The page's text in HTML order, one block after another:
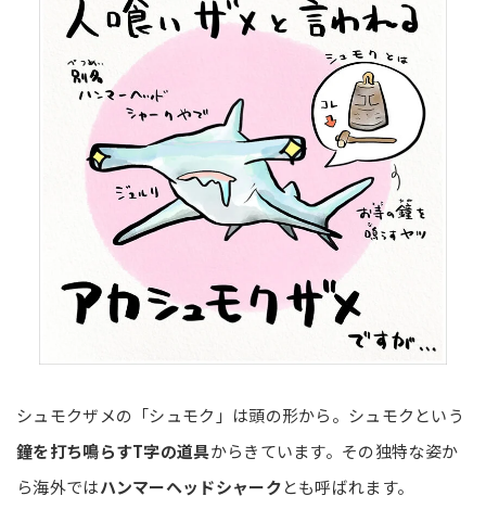
シュモクザメの「シュモク」は頭の形から。シュモクという
鐘を打ち鳴らすT字の道具からきています。その独特な姿か
ら海外ではハンマーヘッドシャークとも呼ばれます。